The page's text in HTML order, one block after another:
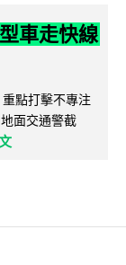
車走快線
點打擊不專注
面交通警截